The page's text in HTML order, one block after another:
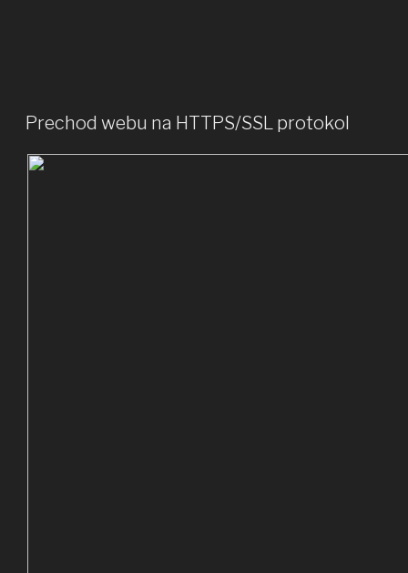
Prechod webu na HTTPS/SSL protokol